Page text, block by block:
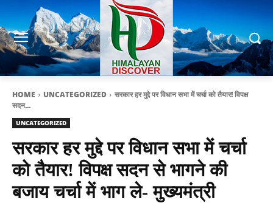
HOME UNCATEGORIZED
सरकार हर मुद्दे पर विधान सभा में चर्चा को तैयार! विपक्ष
सदन...
UNCATEGORIZED
सरकार हर मुद्दे पर विधान सभा में चर्चा
को तैयार! विपक्ष सदन से भागने की
बजाय चर्चा में भाग ले- मुख्यमंत्री